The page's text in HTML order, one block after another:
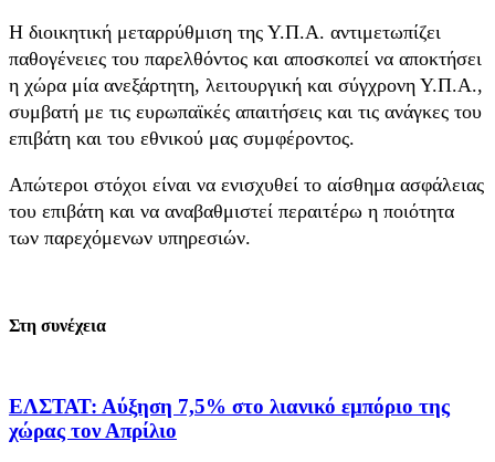
Η διοικητική μεταρρύθμιση της Υ.Π.Α. αντιμετωπίζει
παθογένειες του παρελθόντος και αποσκοπεί να αποκτήσει
η χώρα μία ανεξάρτητη, λειτουργική και σύγχρονη Υ.Π.Α.,
συμβατή με τις ευρωπαϊκές απαιτήσεις και τις ανάγκες του
επιβάτη και του εθνικού μας συμφέροντος.
Απώτεροι στόχοι είναι να ενισχυθεί το αίσθημα ασφάλειας
του επιβάτη και να αναβαθμιστεί περαιτέρω η ποιότητα
των παρεχόμενων υπηρεσιών.
Στη συνέχεια
ΕΛΣΤΑΤ: Αύξηση 7,5% στο λιανικό εμπόριο της
χώρας τον Απρίλιο